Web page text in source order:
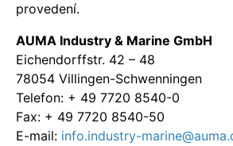
provedení.
AUMA Industry & Marine GmbH
Eichendorffstr. 42 – 48
78054 Villingen-Schwenningen
Telefon: + 49 7720 8540-0
Fax: + 49 7720 8540-50
E-mail: info.industry-